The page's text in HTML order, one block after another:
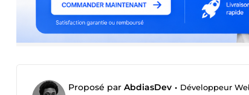
Proposé par AbdiasDev • Développeur